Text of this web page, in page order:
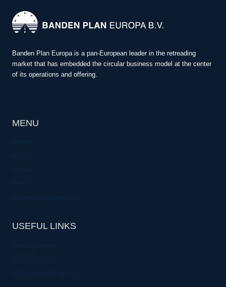
Banden Plan Europa is a pan-European leader in the retreading
market that has embedded the circular business model at the center
of its operations and offering.
MENU
USEFUL LINKS